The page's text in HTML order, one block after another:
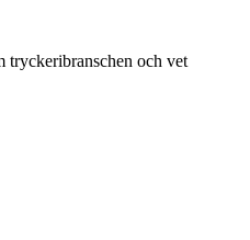
tryckeribranschen och vet